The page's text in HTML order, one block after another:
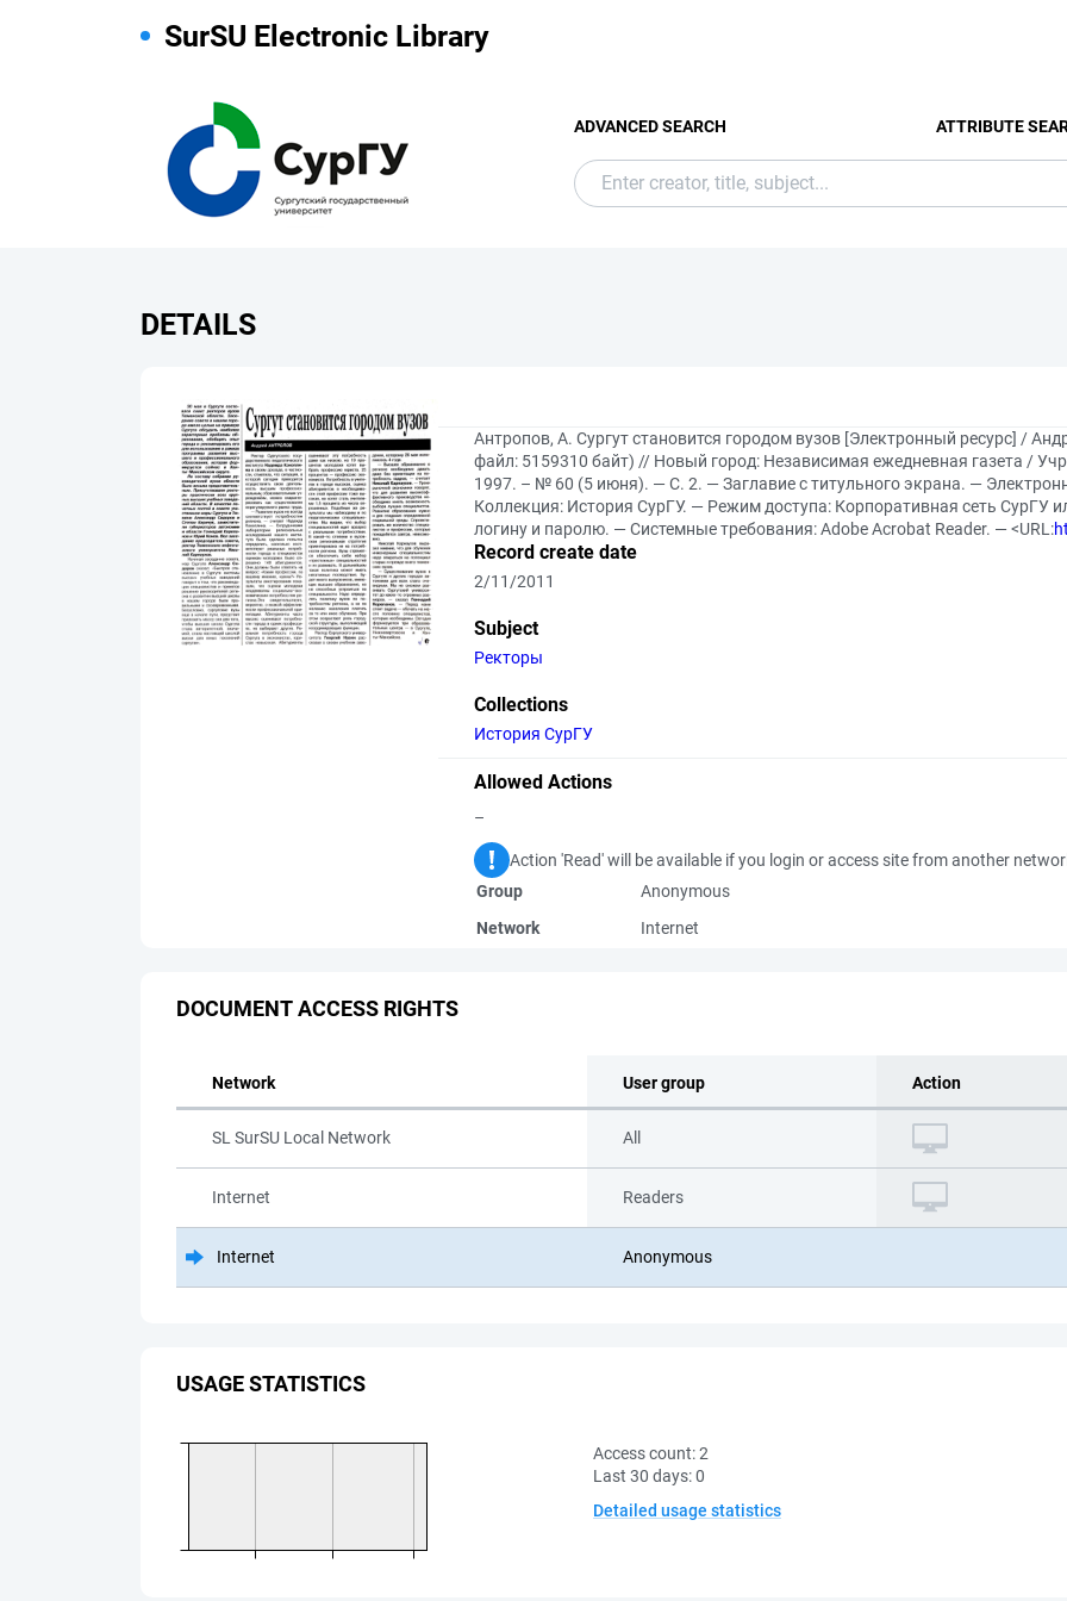
SurSU Electronic Library
ADVANCED SEARCH ATTRIBUTE
DETAILS
Антропов, А. Сургут становится городом вузов [Электронный ресурс] /
файл: 5159310 байт) // Новый город: Независимая ежедневная газета /
1997. – № 60 (5 июня). — С. 2. — Заглавие с титульного экрана. —
Коллекция: История СурГУ. — Режим доступа: Корпоративная сеть СурГУ
логину и паролю. — Системные требования: Adobe Acrobat Reader. — <URL:
Record create date
2/11/2011
Subject
Ректоры
Collections
История СурГУ
Allowed Actions
–
Action 'Read' will be available if you login or access site from another
Group
Anonymous
Network
Internet
DOCUMENT ACCESS RIGHTS
Network User group Action
SL SurSU Local Network All
Internet Readers
Internet Anonymous
USAGE STATISTICS
Access count:2
Last 30 days:0
Detailed usage statistics